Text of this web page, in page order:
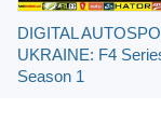
DIGITAL
UKRAINE: F4
Season 1